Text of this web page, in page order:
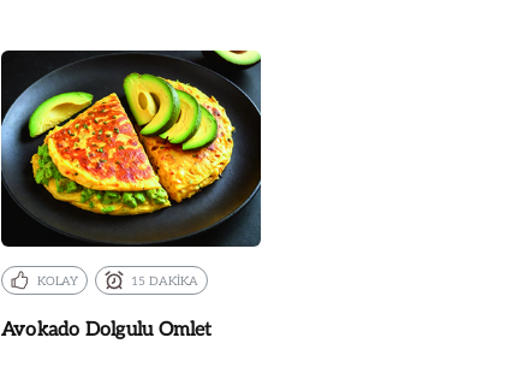
KOLAY 15 DAKİKA
Avokado Dolgulu Omlet